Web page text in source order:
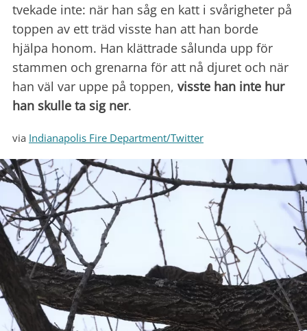
tvekade inte: när han såg en katt i svårigheter på
toppen av ett träd visste han att han borde
hjälpa honom. Han klättrade sålunda upp för
stammen och grenarna för att nå djuret och när
han väl var uppe på toppen, visste han inte hur
han skulle ta sig ner.
via Indianapolis Fire Department/Twitter